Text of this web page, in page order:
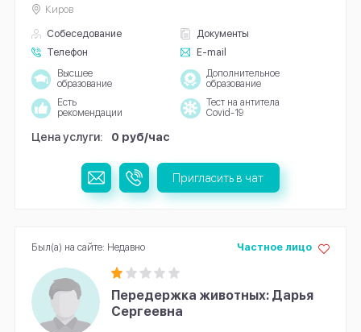
Собеседование
Документы
Телефон
E-mail
Киров
Высшее
образование
Дополнительное
образование
Есть
рекомендации
Тест на антитела
Covid-19
Цена услуги: 0 руб/час
Пригласить в чат
Передержка животных: Дарья
Сергеевна
Частное лицо
Был(а) на сайте: Недавно